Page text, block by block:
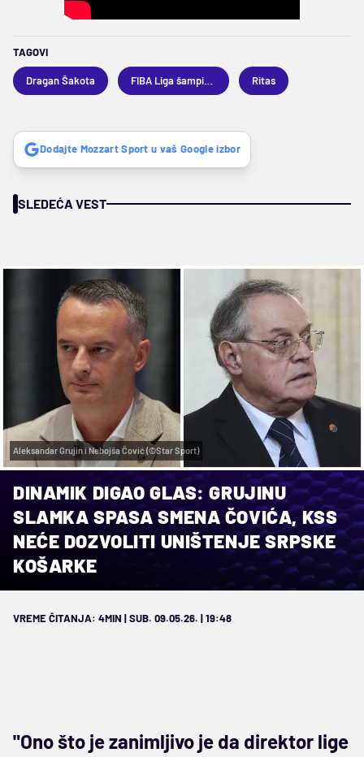
TAGOVI
Dragan Šakota Ritas
Dodajte Mozzart Sport u vaš Google izbor
SLEDEĆA VEST
Aleksandar Grujin i Nebojša Čović (©Star Sport)
DINAMIK DIGAO GLAS: GRUJINU
SLAMKA SPASA SMENA ČOVIĆA, KSS
NEĆE DOZVOLITI UNIŠTENJE SRPSKE
KOŠARKE
VREME ČITANJA: 4MIN | SUB. 09.05.26. | 19:48
"Ono što je zanimljivo je da direktor lige